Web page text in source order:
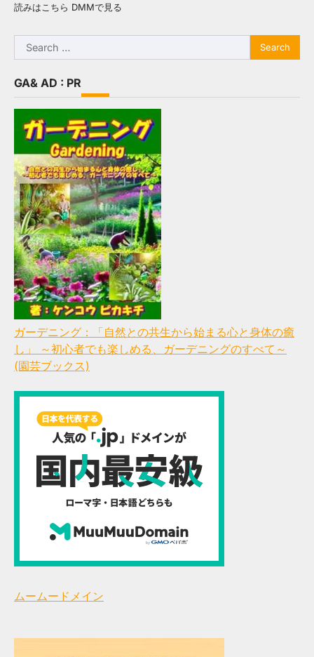
読みはこちら DMMで見る
Search
for:
GA& AD : PR
ガーデニング：「自然との共生から始まる心と身体の癒
し」 ～初心者でも楽しめる、ガーデニングのすべて～
(園芸ブックス)
ムームードメイン